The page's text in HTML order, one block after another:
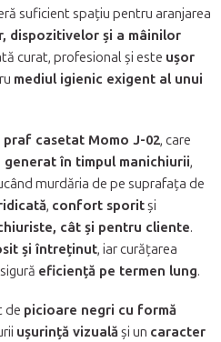
suficient spațiu pentru aranjarea
dispozitivelor și a mâinilor
curat, profesional și este ușor
mediul igienic exigent al unui
casetat Momo J-02, care
în timpul manichiurii,
murdăria de pe suprafața de
, confort sporitși
cât și pentru cliente.
și întreținut, iar curățarea
eficiență pe termen lung.
de picioare negri cu formă
ușurință vizualăși un caracter